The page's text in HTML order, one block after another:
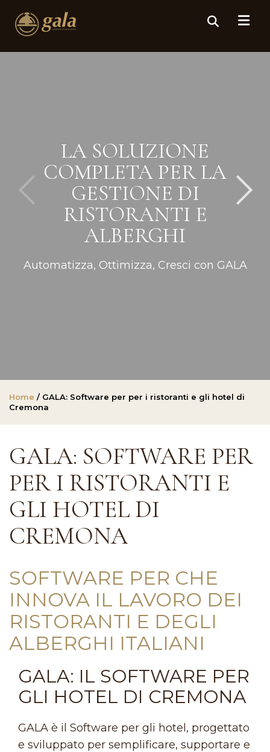
LA SOLUZIONE
COMPLETA PER LA
GESTIONE DI
RISTORANTI E
ALBERGHI
Automatizza, Ottimizza, Cresci con GALA
Home / GALA: Software per per i ristoranti e gli hotel di
Cremona
GALA: SOFTWARE PER
PER I RISTORANTI E
GLI HOTEL DI
CREMONA
SOFTWARE PER CHE
INNOVA IL LAVORO DEI
RISTORANTI E DEGLI
ALBERGHI ITALIANI
GALA: IL SOFTWARE PER
GLI HOTEL DI CREMONA
GALA è il Software per gli hotel, progettato
e sviluppato per semplificare, supportare e